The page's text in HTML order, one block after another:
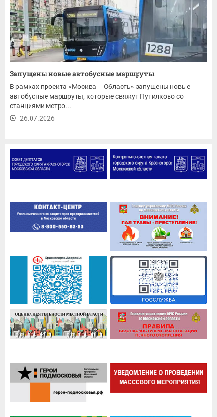
Запущены новые автобусные маршруты
В рамках проекта «Москва – Область» запущены новые
автобусные маршруты, которые свяжут Путилково со
станциями метро...
26.07.2026